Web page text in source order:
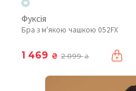
Фуксія
Бра з м'якою чашкою 052FX
1 469 ₴ 2 099₴